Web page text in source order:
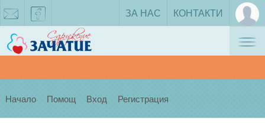
facebook
ЗА НАС КОНТАКТИ
Начало Помощ Вход Регистрация